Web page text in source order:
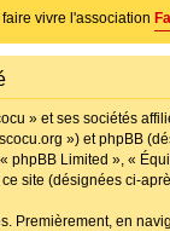
vivre l'association
» et ses sociétés
») et phpBB
phpBB Limited », «
site (désignées ci-
Premièrement, en